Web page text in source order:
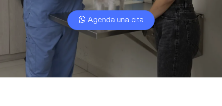
Agenda una cita